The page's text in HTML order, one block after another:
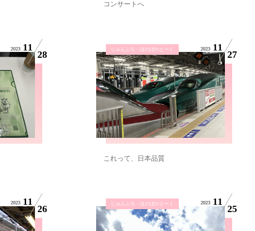
コンサートへ
2023 11
28 じゅんぶろ・ほのぼのとーく 2023 11
27
これって、日本品質
2023 11
26 じゅんぶろ・ほのぼのとーく 2023 11
25